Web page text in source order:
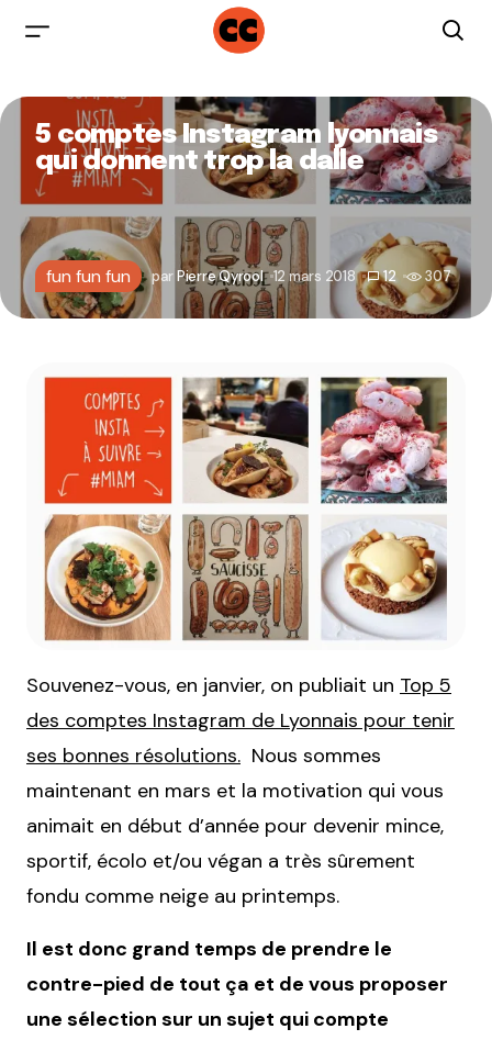
5 comptes Instagram lyonnais
qui donnent trop la dalle
fun fun fun parPierre Qyrool 12 mars 2018 12 307
Souvenez-vous, en janvier, on publiait un Top 5
des comptes Instagram de Lyonnais pour tenir
ses bonnes résolutions. Nous sommes
maintenant en mars et la motivation qui vous
animait en début d’année pour devenir mince,
sportif, écolo et/ou végan a très sûrement
fondu comme neige au printemps.
Il est donc grand temps de prendre le
contre-pied de tout ça et de vous proposer
une sélection sur un sujet qui compte